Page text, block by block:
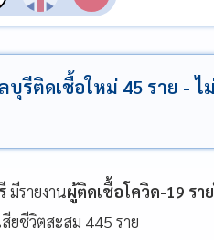
รีติดเชื้อใหม่ 45 ราย - ไ
มีรายงานผู้ติดเชื้อโควิด-19 รา
ยชีวิตสะสม 445 ราย